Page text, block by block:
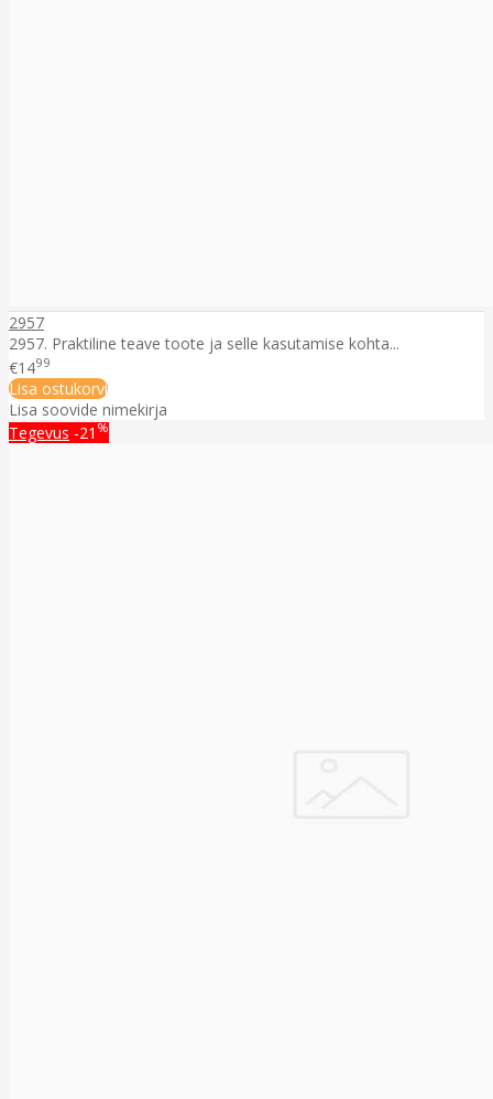
2957
2957. Praktiline teave toote ja selle kasutamise kohta...
€1499
Lisa ostukorvi
Lisa soovide nimekirja
Tegevus -21 %